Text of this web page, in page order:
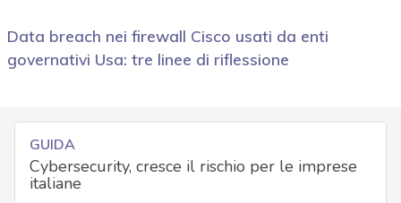
Data breach nei firewall Cisco usati da enti
governativi Usa: tre linee di riflessione
GUIDA
Cybersecurity, cresce il rischio per le imprese
italiane